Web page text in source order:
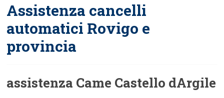
Assistenza cancelli
automatici Rovigo e
provincia
assistenza Came Castello dArgile